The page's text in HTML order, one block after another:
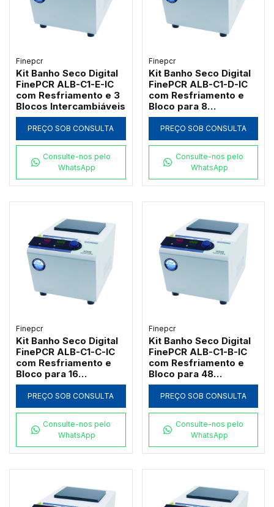
Finepcr
Kit Banho Seco Digital
FinePCR ALB-C1-E-IC
com Resfriamento e 3
Blocos Intercambiáveis
PREÇO SOB CONSULTA
Consulte-nos pelo
WhatsApp
Finepcr
Kit Banho Seco Digital
FinePCR ALB-C1-D-IC
com Resfriamento e
Bloco para 8
Macrotubos 50ml
PREÇO SOB CONSULTA
Consulte-nos pelo
WhatsApp
Finepcr
Kit Banho Seco Digital
FinePCR ALB-C1-C-IC
com Resfriamento e
Bloco para 16
Macrotubos 15ml
PREÇO SOB CONSULTA
Consulte-nos pelo
WhatsApp
Finepcr
Kit Banho Seco Digital
FinePCR ALB-C1-B-IC
com Resfriamento e
Bloco para 48
Microtubos 1,5ml
PREÇO SOB CONSULTA
Consulte-nos pelo
WhatsApp